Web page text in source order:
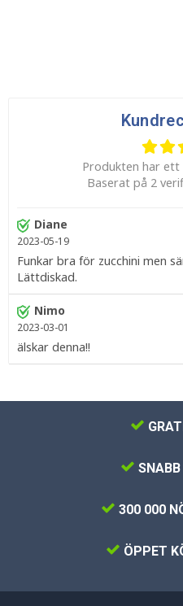
Produkten har
Baserat på 2
Diane
2023-05-19
Funkar bra för zucchini men
Lättdiskad.
Nimo
2023-03-01
älskar denna!!
SNABB
300 000
ÖPPET